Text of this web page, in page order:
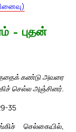
– புதன்
கண்டு அவரை
செல்ல அஞ்சினர்.
35
செல்கையில்,